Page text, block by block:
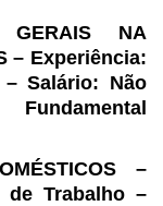
NA
– Experiência:
Salário: Não
–
de Trabalho –